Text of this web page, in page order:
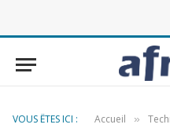
VOUS ÊTES ICI : Accueil »